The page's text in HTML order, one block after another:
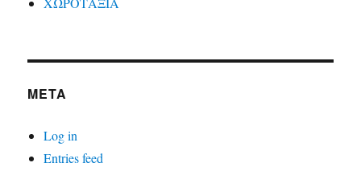
META
Log in
Entries feed